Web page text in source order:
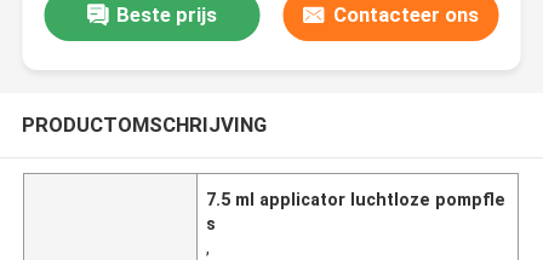
Beste prijs Contacteer ons
PRODUCTOMSCHRIJVING
7.5 ml applicator luchtloze pompfle
s
,